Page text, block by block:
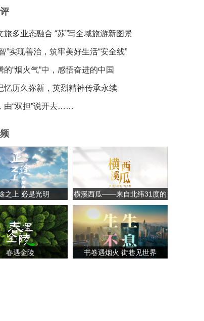
旅多业态融合 “苏”写全域旅游新图景
”实现善治，筑牢美好生活“安全线”
的“烟火气”中，感悟奋进的中国
忆历久弥新，英烈精神传承永续
由“双担”说开去……
之上 必是光明
横溪西瓜——来自北纬31度的
甘甜
春遇金陵 书卷遇烟火 街巷见世界